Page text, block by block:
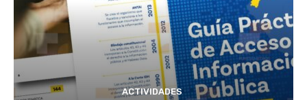
ACTIVIDADES